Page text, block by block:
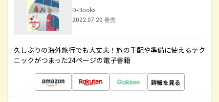
D-Books
2022.07.20 発売
久しぶりの海外旅行でも大丈夫！旅の手配や準備に使えるテク
ニックがつまった24ページの電子書籍
詳細を見る